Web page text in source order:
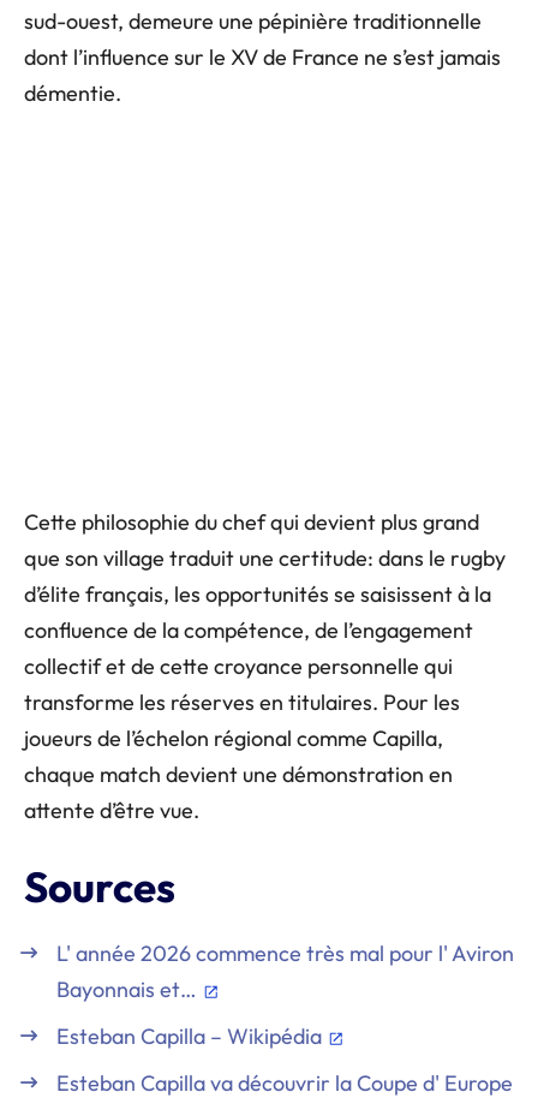
sud-ouest, demeure une pépinière traditionnelle
dont l’influence sur le XV de France ne s’est jamais
démentie.
Cette philosophie du chef qui devient plus grand
que son village traduit une certitude: dans le rugby
d’élite français, les opportunités se saisissent à la
confluence de la compétence, de l’engagement
collectif et de cette croyance personnelle qui
transforme les réserves en titulaires. Pour les
joueurs de l’échelon régional comme Capilla,
chaque match devient une démonstration en
attente d’être vue.
Sources
L' année 2026 commence très mal pour l' Aviron
Bayonnais et…
Esteban Capilla – Wikipédia
Esteban Capilla va découvrir la Coupe d' Europe